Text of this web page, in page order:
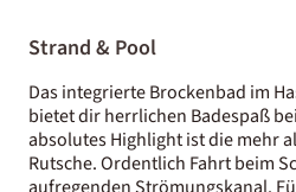
Strand & Pool
Das integrierte Brockenbad im
bietet dir herrlichen Badespaß
absolutes Highlight ist die mehr
Rutsche. Ordentlich Fahrt beim